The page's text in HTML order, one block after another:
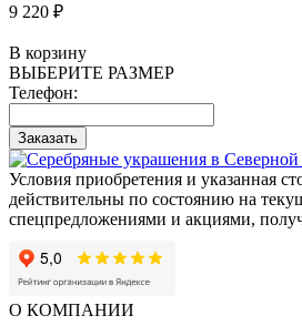
9 220 ₽
В корзину
ВЫБЕРИТЕ РАЗМЕР
Телефон:
Заказать
Условия приобретения и указанная
действительны по состоянию на
спецпредложениями и акциями,
О КОМПАНИИ